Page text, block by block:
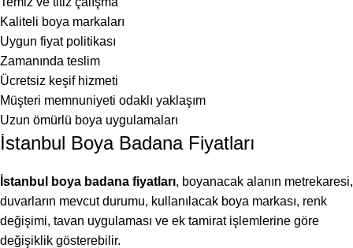
Kaliteli boya markaları
Uygun fiyat politikası
Zamanında teslim
Ücretsiz keşif hizmeti
Müşteri memnuniyeti odaklı yaklaşım
Uzun ömürlü boya uygulamaları
İstanbul Boya Badana Fiyatları
İstanbul boya badana fiyatları, boyanacak alanın metrekaresi,
duvarların mevcut durumu, kullanılacak boya markası, renk
değişimi, tavan uygulaması ve ek tamirat işlemlerine göre
değişiklik gösterebilir.